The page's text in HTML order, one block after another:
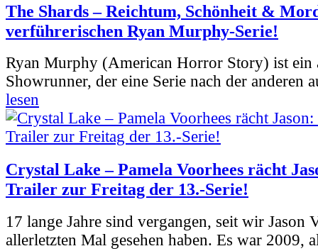
The Shards – Reichtum, Schönheit &
verführerischen Ryan Murphy-Serie!
Ryan Murphy (American Horror Story) ist ein
Showrunner, der eine Serie nach der anderen
lesen
Crystal Lake – Pamela Voorhees rächt
Trailer zur Freitag der 13.-Serie!
17 lange Jahre sind vergangen, seit wir Jason
allerletzten Mal gesehen haben. Es war 2009,